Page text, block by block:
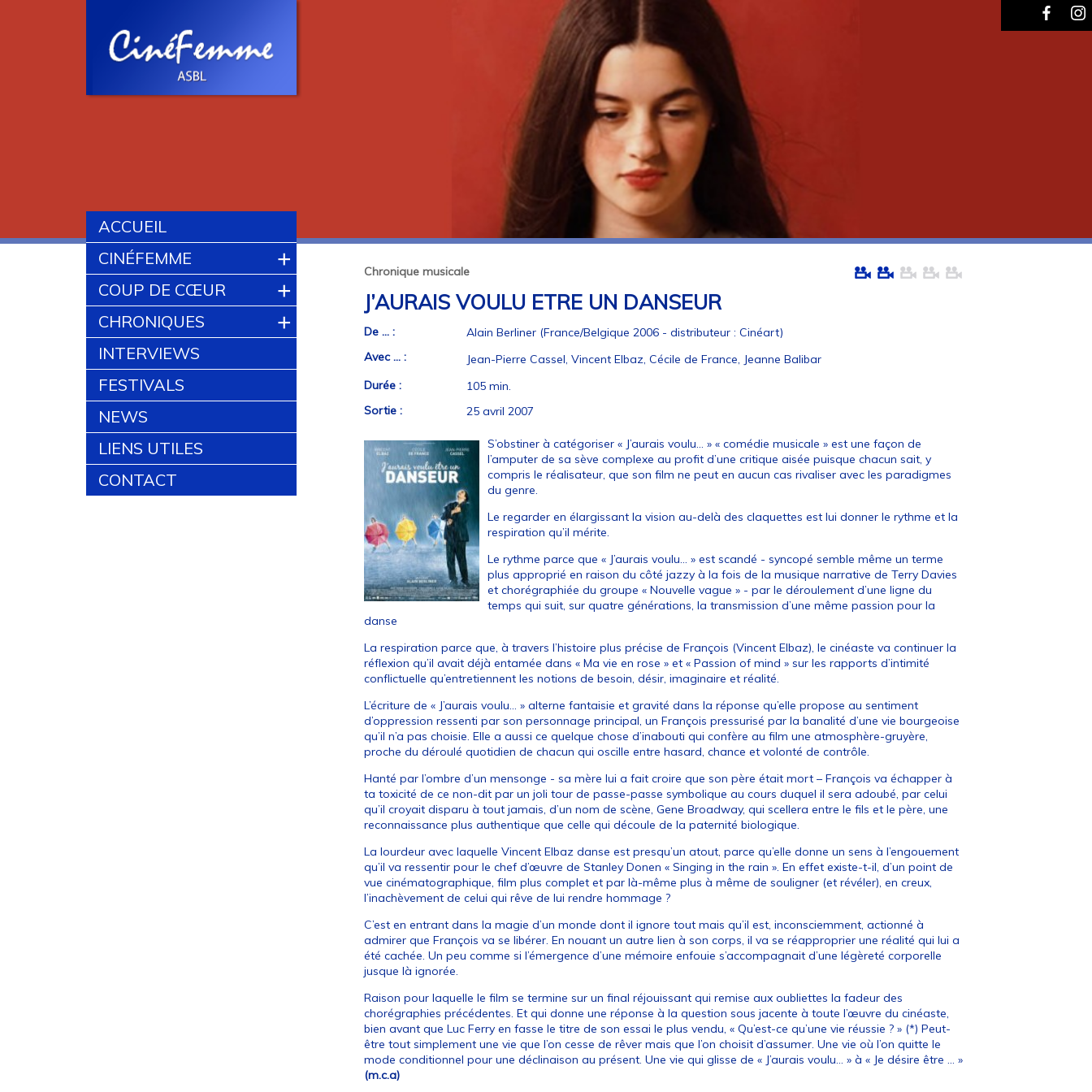
ACCUEIL
CINÉFEMME
+
COUP DE CŒUR +
CHRONIQUES +
INTERVIEWS
FESTIVALS
NEWS
LIENS UTILES
CONTACT
Chronique musicale
J’AURAIS VOULU ETRE UN DANSEUR
De ... :
Alain Berliner (France/Belgique 2006 - distributeur : Cinéart)
Avec ... :
Jean-Pierre Cassel, Vincent Elbaz, Cécile de France, Jeanne Balibar
Durée :
105 min.
Sortie :
25 avril 2007
S’obstiner à catégoriser « J’aurais voulu… » « comédie musicale » est une façon de
l’amputer de sa sève complexe au profit d’une critique aisée puisque chacun sait, y
compris le réalisateur, que son film ne peut en aucun cas rivaliser avec les paradigmes
du genre.
Le regarder en élargissant la vision au-delà des claquettes est lui donner le rythme et la
respiration qu’il mérite.
Le rythme parce que « J’aurais voulu… » est scandé - syncopé semble même un terme
plus approprié en raison du côté jazzy à la fois de la musique narrative de Terry Davies
et chorégraphiée du groupe « Nouvelle vague » - par le déroulement d’une ligne du
temps qui suit, sur quatre générations, la transmission d’une même passion pour la
danse
La respiration parce que, à travers l’histoire plus précise de François (Vincent Elbaz), le cinéaste va continuer la
réflexion qu’il avait déjà entamée dans « Ma vie en rose » et « Passion of mind » sur les rapports d’intimité
conflictuelle qu’entretiennent les notions de besoin, désir, imaginaire et réalité.
L’écriture de « J’aurais voulu… » alterne fantaisie et gravité dans la réponse qu’elle propose au sentiment
d’oppression ressenti par son personnage principal, un François pressurisé par la banalité d’une vie bourgeoise
qu’il n’a pas choisie. Elle a aussi ce quelque chose d’inabouti qui confère au film une atmosphère-gruyère,
proche du déroulé quotidien de chacun qui oscille entre hasard, chance et volonté de contrôle.
Hanté par l’ombre d’un mensonge - sa mère lui a fait croire que son père était mort – François va échapper à
ta toxicité de ce non-dit par un joli tour de passe-passe symbolique au cours duquel il sera adoubé, par celui
qu’il croyait disparu à tout jamais, d’un nom de scène, Gene Broadway, qui scellera entre le fils et le père, une
reconnaissance plus authentique que celle qui découle de la paternité biologique.
La lourdeur avec laquelle Vincent Elbaz danse est presqu’un atout, parce qu’elle donne un sens à l’engouement
qu’il va ressentir pour le chef d’œuvre de Stanley Donen « Singing in the rain ». En effet existe-t-il, d’un point de
vue cinématographique, film plus complet et par là-même plus à même de souligner (et révéler), en creux,
l’inachèvement de celui qui rêve de lui rendre hommage ?
C’est en entrant dans la magie d’un monde dont il ignore tout mais qu’il est, inconsciemment, actionné à
admirer que François va se libérer. En nouant un autre lien à son corps, il va se réapproprier une réalité qui lui a
été cachée. Un peu comme si l’émergence d’une mémoire enfouie s’accompagnait d’une légèreté corporelle
jusque là ignorée.
Raison pour laquelle le film se termine sur un final réjouissant qui remise aux oubliettes la fadeur des
chorégraphies précédentes. Et qui donne une réponse à la question sous jacente à toute l’œuvre du cinéaste,
bien avant que Luc Ferry en fasse le titre de son essai le plus vendu, « Qu’est-ce qu’une vie réussie ? » (*) Peut-
être tout simplement une vie que l’on cesse de rêver mais que l’on choisit d’assumer. Une vie où l’on quitte le
mode conditionnel pour une déclinaison au présent. Une vie qui glisse de « J’aurais voulu… » à « Je désire être … »
(m.c.a)